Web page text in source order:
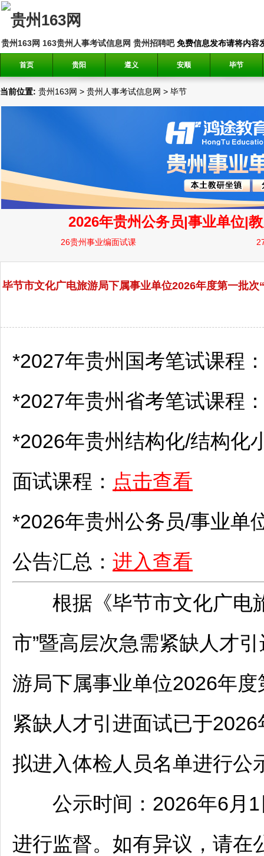
贵州163网 163贵州人事考试信息网 贵州招聘吧免费信息发布请将内容
首页 贵阳 遵义 安顺 毕节
当前位置: 贵州163网 > 贵州人事考试信息网 > 毕节
毕节市文化广电旅游局下属事业单位2026年度第一批
*2027年贵州国考笔试课程
*2027年贵州省考笔试课程
*2026年贵州结构化/结构化
面试课程： 点击查看
*2026年贵州公务员/事业单
公告汇总： 进入查看
根据《毕节市文化广电
市”暨高层次急需紧缺人才
游局下属事业单位2026年度
紧缺人才引进面试已于
拟进入体检人员名单进行公
公示时间：2026年6月1
进行监督。如有异议，请在